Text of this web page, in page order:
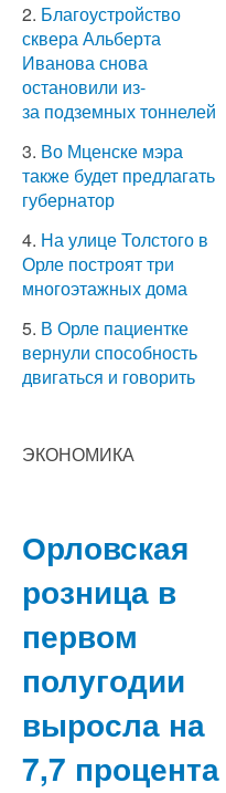
2. Благоустройство
сквера Альберта
Иванова снова
остановили из-
за подземных тоннелей
3. Во Мценске мэра
также будет предлагать
губернатор
4. На улице Толстого в
Орле построят три
многоэтажных дома
5. В Орле пациентке
вернули способность
двигаться и говорить
ЭКОНОМИКА
Орловская
розница в
первом
полугодии
выросла на
7,7 процента